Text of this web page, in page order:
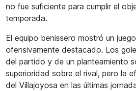
no fue suficiente para cumplir el
temporada.
El equipo benissero mostró un
ofensivamente destacado. Los
del partido y de un planteamiento
superioridad sobre el rival, pero la
del Villajoyosa en las últimas